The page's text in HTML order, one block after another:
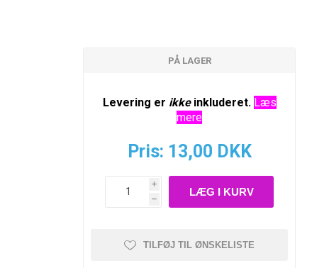
PÅ LAGER
Levering er ikkeinkluderet. Læs
mere
Pris: 13,00 DKK
i
h
TILFØJ TIL ØNSKELISTE